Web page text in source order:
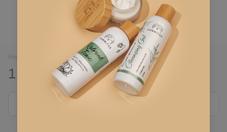
1 663 грн 3 325 грн
Повідомити, коли з'явиться